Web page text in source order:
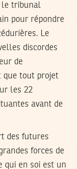
le tribunal
pour répondre
Le
discordes
de
que tout projet
les 22
avant de
des futures
forces de
qui en soi est un